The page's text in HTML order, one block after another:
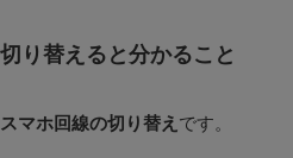
り替えると分かること
マホ回線の切り替え です。